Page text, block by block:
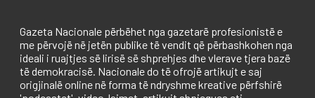
Gazeta Nacionale përbëhet nga gazetarë profesionistë e
me përvojë në jetën publike të vendit që përbashkohen nga
ideali i ruajtjes së lirisë së shprehjes dhe vlerave tjera bazë
të demokracisë. Nacionale do të ofrojë artikujt e saj
origjinalë online në forma të ndryshme kreative përfshirë